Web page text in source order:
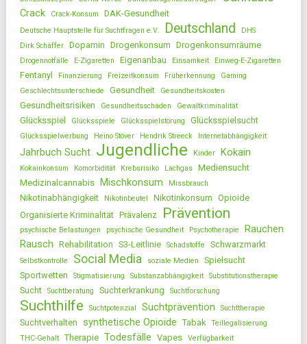
Crack Crack-Konsum DAK-Gesundheit
Deutsche Hauptstelle für Suchtfragen e.V. Deutschland
DHS
Dirk Schäffer
Dopamin Drogenkonsum Drogenkonsumräume
Drogennotfälle E-Zigaretten Eigenanbau Einsamkeit Einweg-E-Zigaretten
Fentanyl Finanzierung Freizeitkonsum Früherkennung
Gaming
Geschlechtsunterschiede
Gesundheit Gesundheitskosten
Gesundheitsrisiken Gesundheitsschäden Gewaltkriminalität
Glücksspiel Glücksspiele Glücksspielstörung Glücksspielsucht
Glücksspielwerbung Heino Stöver Hendrik Streeck Internetabhängigkeit
Jahrbuch Sucht Jugendliche Kinder Kokain
Kokainkonsum Komorbidität Krebsrisiko Lachgas
Mediensucht
Medizinalcannabis Mischkonsum Missbrauch
Nikotinabhängigkeit Nikotinbeutel Nikotinkonsum Opioide
Organisierte Kriminalität Prävalenz Prävention
psychische Belastungen psychische Gesundheit Psychotherapie
Rauchen
Rausch Rehabilitation S3-Leitlinie Schadstoffe Schwarzmarkt
Selbstkontrolle Social Media soziale Medien
Spielsucht
Sportwetten
Stigmatisierung Substanzabhängigkeit Substitutionstherapie
Sucht Suchtberatung Suchterkrankung Suchtforschung
Suchthilfe Suchtpotenzial Suchtprävention Suchttherapie
Suchtverhalten synthetische Opioide Tabak
Teillegalisierung
THC-Gehalt
Therapie Todesfälle Vapes
Verfügbarkeit